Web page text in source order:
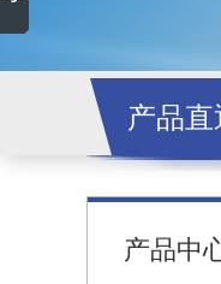
产品直
产品中